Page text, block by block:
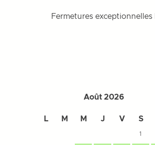
Fermetures
Août 2026
L M M J V S
1